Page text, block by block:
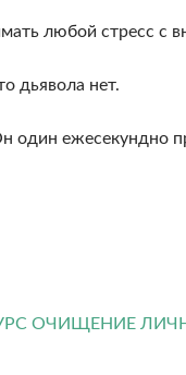
любой стресс с
дьявола нет.
один ежесекундно